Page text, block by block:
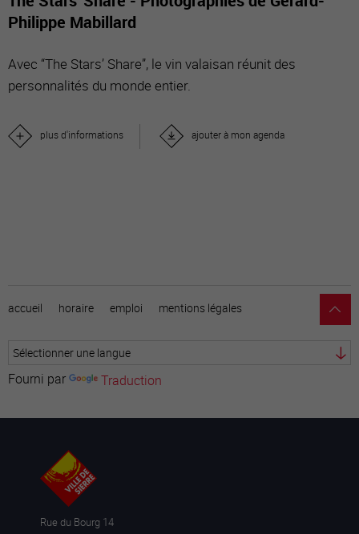
Philippe Mabillard
Avec “The Stars’ Share”, le vin valaisan réunit des
personnalités du monde entier.
plus d'informations ajouter à mon agenda
accueil horaire emploi mentions légales
Fourni par Traduction
Rue du Bourg 14